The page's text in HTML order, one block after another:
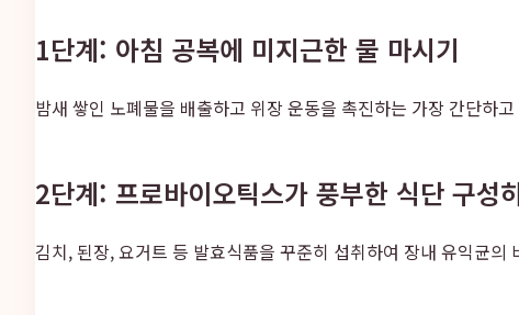
1단계: 아침 공복에 미지근한 물 마시기
밤새 쌓인 노폐물을 배출하고 위장 운동을 촉진하는 가장 간단하
2단계: 프로바이오틱스가 풍부한 식단 구성
김치, 된장, 요거트 등 발효식품을 꾸준히 섭취하여 장내 유익균